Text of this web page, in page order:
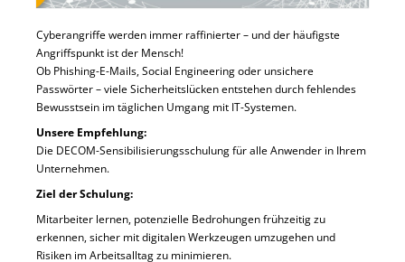
Cyberangriffe werden immer raffinierter – und der häufigste
Angriffspunkt ist der Mensch!
Ob Phishing-E-Mails, Social Engineering oder unsichere
Passwörter – viele Sicherheitslücken entstehen durch fehlendes
Bewusstsein im täglichen Umgang mit IT-Systemen.
Unsere Empfehlung:
Die DECOM-Sensibilisierungsschulung für alle Anwender in Ihrem
Unternehmen.
Ziel der Schulung:
Mitarbeiter lernen, potenzielle Bedrohungen frühzeitig zu
erkennen, sicher mit digitalen Werkzeugen umzugehen und
Risiken im Arbeitsalltag zu minimieren.